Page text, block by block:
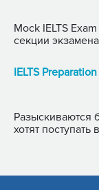
Mock IELTS
секции
IELTS
Разыскиваются
хотят